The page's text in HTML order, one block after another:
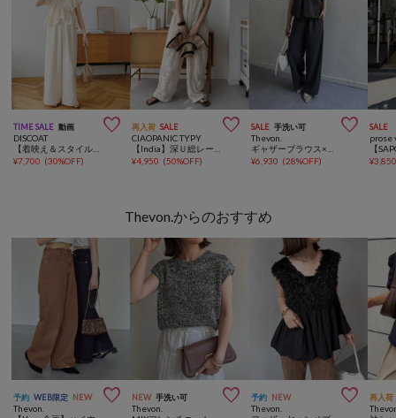
TIME SALE 動画 
DISCOAT
¥7,700 (30%OFF)
再入荷 SALE 
CIAOPANIC TYPY
¥4,950 (50%OFF)
SALE 手洗い可 
Thevon.
¥6,930 (28%OFF)
SALE
prose
¥
Thevon.からのおすすめ
予約 WEB限定 NEW 
Thevon.
NEW 手洗い可 
Thevon.
予約 NEW 
Thevon.
再入荷